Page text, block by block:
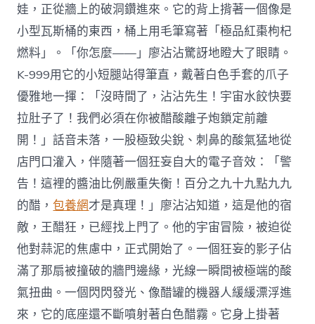
娃，正從牆上的破洞鑽進來。它的背上揹著一個像是
小型瓦斯桶的東西，桶上用毛筆寫著「極品紅棗枸杞
燃料」。「你怎麼——」廖沾沾驚訝地瞪大了眼睛。
K-999用它的小短腿站得筆直，戴著白色手套的爪子
優雅地一揮：「沒時間了，沾沾先生！宇宙水餃快要
拉肚子了！我們必須在你被醋酸離子炮鎖定前離
開！」話音未落，一股極致尖銳、刺鼻的酸氣猛地從
店門口灌入，伴隨著一個狂妄自大的電子音效：「警
告！這裡的醬油比例嚴重失衡！百分之九十九點九九
的醋，包養網才是真理！」廖沾沾知道，這是他的宿
敵，王醋狂，已經找上門了。他的宇宙冒險，被迫從
他對蒜泥的焦慮中，正式開始了。一個狂妄的影子佔
滿了那扇被撞破的牆門邊緣，光線一瞬間被極端的酸
氣扭曲。一個閃閃發光、像醋罐的機器人緩緩漂浮進
來，它的底座還不斷噴射著白色醋霧。它身上掛著